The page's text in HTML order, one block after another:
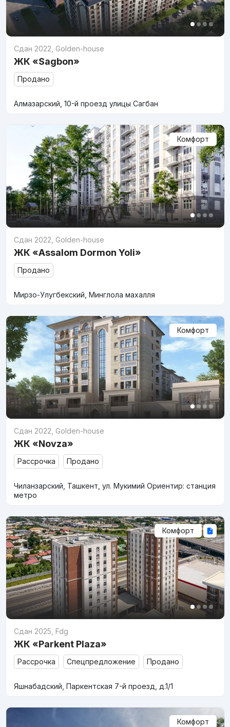
Сдан 2022 Golden-house
ЖК «Sagbon»
Продано
Алмазарский, 10-й проезд улицы Сагбан
Комфорт
Сдан 2022 Golden-house
ЖК «Assalom Dormon Yoli»
Продано
Мирзо-Улугбекский, Минглола махалля
Комфорт
Сдан 2022 Golden-house
ЖК «Novza»
Рассрочка Продано
Чиланзарский, Ташкент, ул. Мукимий Ориентир: станция
метро
Комфорт
Сдан 2025 Fdg
ЖК «Parkent Plaza»
Рассрочка Спецпредложение Продано
Яшнабадский, Паркентская 7-й проезд, д.1/1
Комфорт